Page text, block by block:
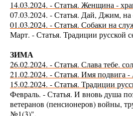
14.03.2024. - Статья. Женщина -
07.03.2024. - Статья. Дай, Джим, на
01.03.2024. - Статья. Собаки на
Март. - Статья. Традиции русской
ЗИМА
26.02.2024. - Статья. Слава тебе.
21.02.2024. - Статья. Имя подвига -
15.02.2024. - Статья. Традиции
Февраль. - Статья. И вновь душа
ветеранов (пенсионеров)
№1(3)".